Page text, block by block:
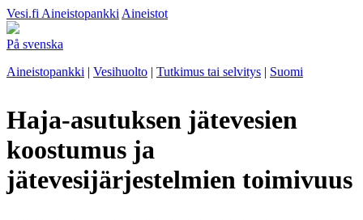
Vesi.fi Aineistopankki Aineistot
På svenska
Aineistopankki | Vesihuolto | Tutkimus tai selvitys | Suomi
Haja-asutuksen jätevesien
koostumus ja
jätevesijärjestelmien toimivuus